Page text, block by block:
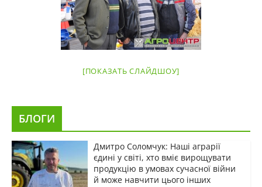
[ПОКАЗАТЬ СЛАЙДШОУ]
БЛОГИ
Дмитро Соломчук: Наші аграрії
єдині у світі, хто вміє вирощувати
продукцію в умовах сучасної війни
й може навчити цього інших